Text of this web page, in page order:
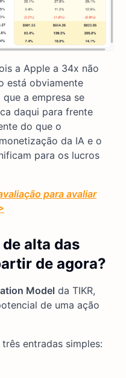
a Apple a 34x não
está obviamente
a empresa se
daqui para frente
do que o
da IA e o
para os lucros
para avaliar
alta das
de agora?
Model da TIKR,
de uma ação
entradas simples: